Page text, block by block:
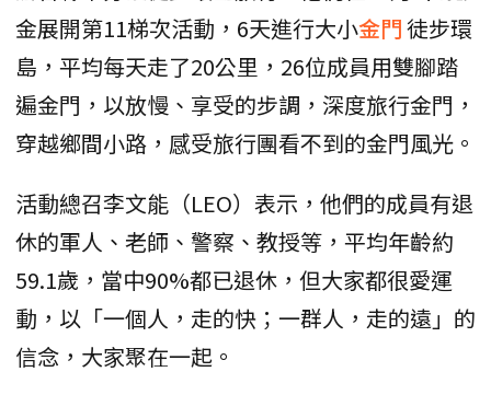
金展開第11梯次活動，6天進行大小金門徒步環
島，平均每天走了20公里，26位成員用雙腳踏
遍金門，以放慢、享受的步調，深度旅行金門，
穿越鄉間小路，感受旅行團看不到的金門風光。
活動總召李文能（LEO）表示，他們的成員有退
休的軍人、老師、警察、教授等，平均年齡約
59.1歲，當中90%都已退休，但大家都很愛運
動，以「一個人，走的快；一群人，走的遠」的
信念，大家聚在一起。